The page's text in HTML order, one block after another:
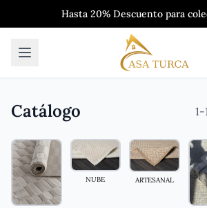
Hasta 20% Descuento para
Catálogo
NUBE ARTESANAL